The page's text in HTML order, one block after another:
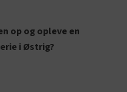
op og opleve en
i Østrig?